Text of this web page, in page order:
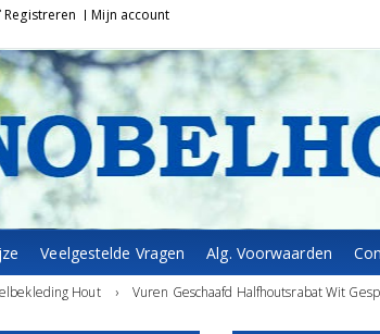
Registreren Mijn account
Veelgestelde Vragen Alg. Voorwaarden
Hout › Vuren Geschaafd Halfhoutsrabat Wit